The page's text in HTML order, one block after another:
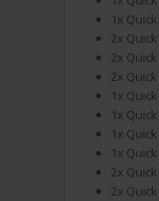
1x
2x
2x
2x
1x
1x
1x
1x
2x
2x